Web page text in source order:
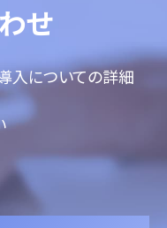
せ
入についての詳細